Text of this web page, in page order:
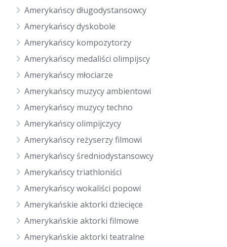
Amerykańscy długodystansowcy
Amerykańscy dyskobole
Amerykańscy kompozytorzy
Amerykańscy medaliści olimpijscy
Amerykańscy młociarze
Amerykańscy muzycy ambientowi
Amerykańscy muzycy techno
Amerykańscy olimpijczycy
Amerykańscy reżyserzy filmowi
Amerykańscy średniodystansowcy
Amerykańscy triathloniści
Amerykańscy wokaliści popowi
Amerykańskie aktorki dziecięce
Amerykańskie aktorki filmowe
Amerykańskie aktorki teatralne